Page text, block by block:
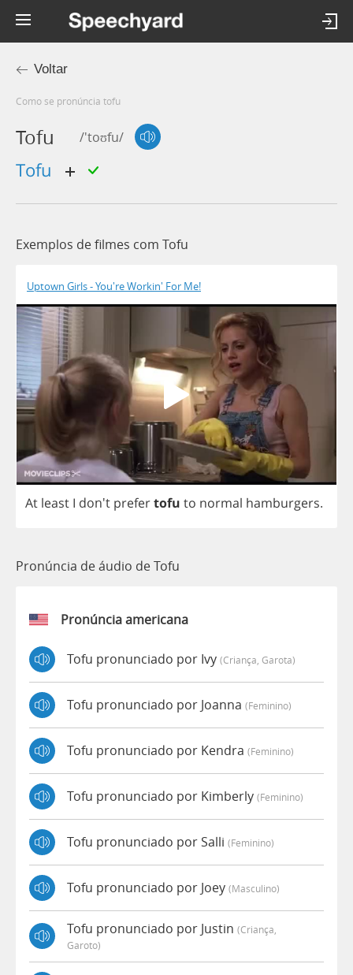
Voltar
Como se pronúncia tofu
Tofu /'toʊfu/
tofu
Exemplos de filmes com Tofu
Uptown Girls - You're Workin' For Me!
At least I don't prefertofu to normal hamburgers.
Pronúncia de áudio de Tofu
Pronúncia americana
Tofu pronunciado por Ivy (criança, Garota)
Tofu pronunciado por Joanna (feminino)
Tofu pronunciado por Kendra (feminino)
Tofu pronunciado por Kimberly (feminino)
Tofu pronunciado por Salli (feminino)
Tofu pronunciado por Joey (masculino)
Tofu pronunciado por Justin (criança,
Garoto)